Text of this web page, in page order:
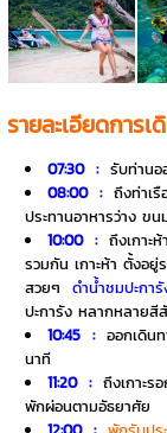
รายละเอียดการเ
07:30 : รับท่านอ
08:00 : ถึงท่าเ
ประทานอาหารว่าง ข
10:00 : ถึงเกาะ
รวมกัน เกาะห้า ตั้งอยู่
สวยๆ ดำน้ำชมปะกา
ปะการัง หลากหลายสี
10:45 : ออกเดิน
นาที
11:20 : ถึงเกาะ
พักผ่อนตามอัธยาศัย